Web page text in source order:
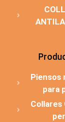
Piensos
para
Collares